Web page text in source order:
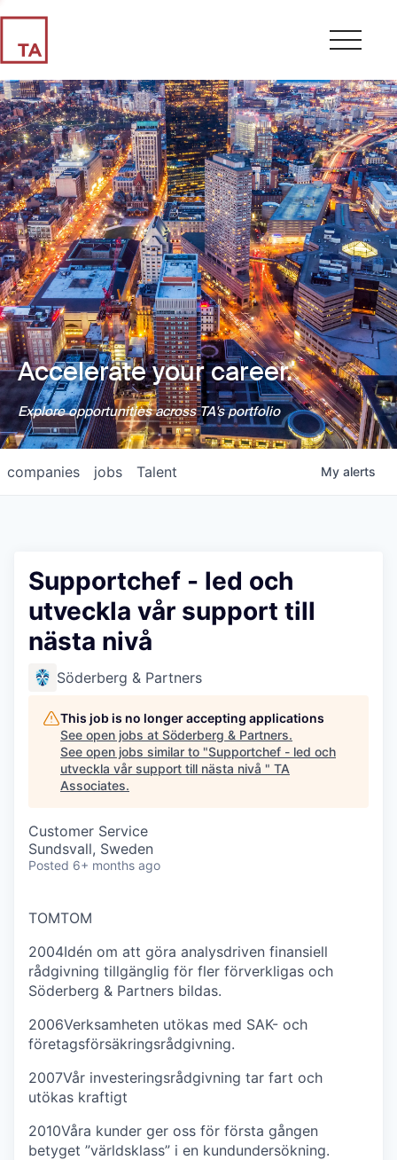
Accelerate your career.
Explore opportunities across TA's portfolio
jobs
companies Talent My alerts
Supportchef - led och
utveckla vår support till
nästa nivå
Söderberg & Partners
This job is no longer accepting applications
See open jobs at Söderberg & Partners.
See open jobs similar to "Supportchef - led och
utveckla vår support till nästa nivå " TA
Associates.
Customer Service
Sundsvall, Sweden
Posted 6+ months ago
TOMTOM
2004Idén om att göra analysdriven finansiell
rådgivning tillgänglig för fler förverkligas och
Söderberg & Partners bildas.
2006Verksamheten utökas med SAK- och
företagsförsäkringsrådgivning.
2007Vår investeringsrådgivning tar fart och
utökas kraftigt
2010Våra kunder ger oss för första gången
betyget ”världsklass” i en kundundersökning.